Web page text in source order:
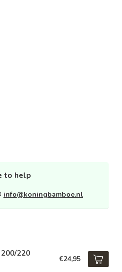
to help
info@koningbamboe.nl
220
€24,95